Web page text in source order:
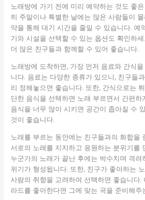
노래방에 가기 전에 미리 예약하는 것도 좋
히 주말이나 특별한 날에는 많은 사람들이
약을 통해 대기 시간을 줄일 수 있습니다. 예
기와 시설을 선택할 수 있는 옵션도 확인하
더 많은 친구들과 함께할 수 있어 좋습니다.
노래방에 도착하면, 가장 먼저 음료와 간식
니다. 음료는 다양한 종류가 있으니, 친구들
리 정해놓으면 좋습니다. 또한, 간식으로는
단한 음식을 선택하면 노래 부르면서 간편하
음식을 너무 많이 시키면 공간이 좁아질 수
것이 좋습니다.
노래를 부르는 동안에는 친구들과의 화합을
서로의 노래를 지지하고 응원하는 분위기를
누군가의 노래가 끝난 후에는 박수치며 격려
위기가 형성됩니다. 또한, 친구가 좋아하는
사람의 취향을 고려하여 선택하면 좋습니다.
라드를 좋아한다면 그에 맞는 곡을 준비해주